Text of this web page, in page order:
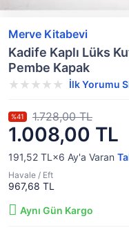
Merve Kitabevi
Kadife Kaplı Lüks
Pembe Kapak
İlk Yorumu
1.008,00 TL
%41 1.728,00 TL
191,52 TL×6 Ay'a Varan
Havale / Eft
967,68 TL
Aynı Gün Kargo